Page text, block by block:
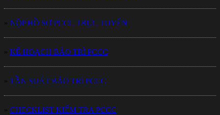
» NỘP HỒ SƠ PCCC TRỰC TUYẾN
» KẾ HOẠCH BẢO TRÌ PCCC
» TẦN SUẤT BẢO TRÌ PCCC
» CHECKLIST KIỂM TRA PCCC